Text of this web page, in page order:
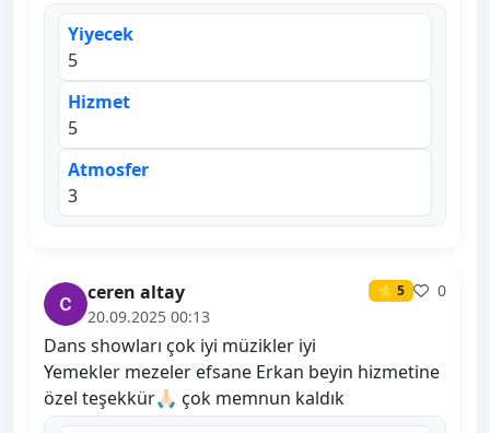
Yiyecek
5
Hizmet
5
Atmosfer
3
ceren altay ⭐ 5
0
20.09.2025 00:13
Dans showları çok iyi müzikler iyi
Yemekler mezeler efsane Erkan beyin hizmetine
özel teşekkür🙏🏻 çok memnun kaldık